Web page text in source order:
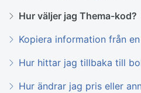
Hur väljer jag Thema-kod?
Kopiera information från
Hur hittar jag tillbaka till
Hur ändrar jag pris eller